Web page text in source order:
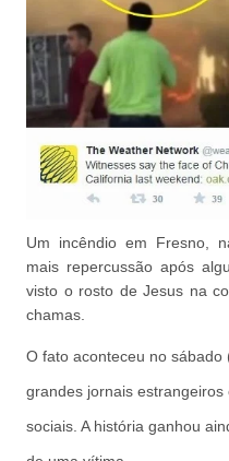
Um incêndio em Fresno,
mais repercussão após
visto o rosto de Jesus na
chamas.
O fato aconteceu no
grandes jornais
sociais. A história ganhou